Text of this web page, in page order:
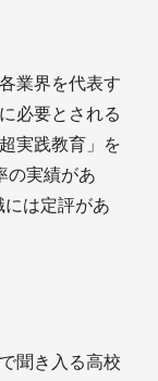
業界を代表す
必要とされる
実践教育」を
の実績があ
には定評があ
聞き入る高校